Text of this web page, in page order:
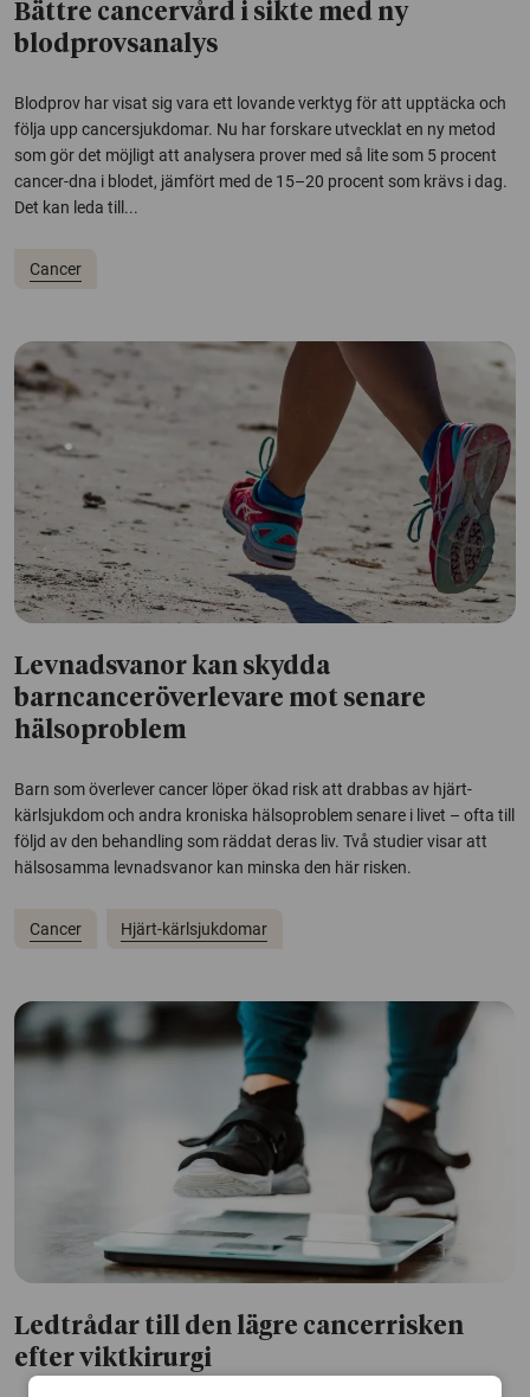
Bättre cancervård i sikte med ny
blodprovsanalys
Blodprov har visat sig vara ett lovande verktyg för att upptäcka och
följa upp cancersjukdomar. Nu har forskare utvecklat en ny metod
som gör det möjligt att analysera prover med så lite som 5 procent
cancer-dna i blodet, jämfört med de 15–20 procent som krävs i dag.
Det kan leda till...
Cancer
Levnadsvanor kan skydda
barncanceröverlevare mot senare
hälsoproblem
Barn som överlever cancer löper ökad risk att drabbas av hjärt-
kärlsjukdom och andra kroniska hälsoproblem senare i livet – ofta till
följd av den behandling som räddat deras liv. Två studier visar att
hälsosamma levnadsvanor kan minska den här risken.
Cancer Hjärt-kärlsjukdomar
Ledtrådar till den lägre cancerrisken
efter viktkirurgi